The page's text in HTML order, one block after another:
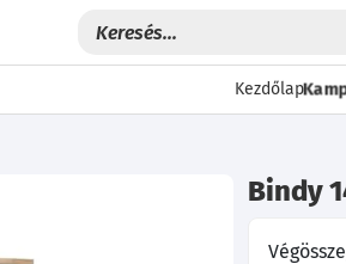
Kezdőlap
Bindy